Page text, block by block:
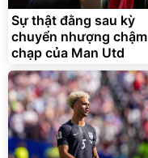
392.000
325.000đ
Đã bán nhiều
Sự thật đằng sau kỳ
chuyển nhượng chậm
chạp của Man Utd